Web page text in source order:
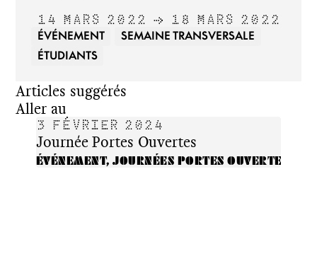
14 MARS 2022 → 18 MARS 2022
ÉVÉNEMENT
SEMAINE TRANSVERSALE
ÉTUDIANTS
Articles suggérés
Aller au
3 FÉVRIER 2024
Journée Portes Ouvertes
ÉVÉNEMENT, JOURNÉES PORTES OUVERTES